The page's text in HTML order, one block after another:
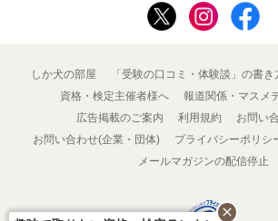
しか犬の部屋 「受験の口コミ・体験談」の書き
資格・検定主催者様へ
報道関係・マスメ
広告掲載のご案内
利用規約
お問い
お問い合わせ(企業・団体)
プライバシーポリシ
メールマガジンの配信停止
close